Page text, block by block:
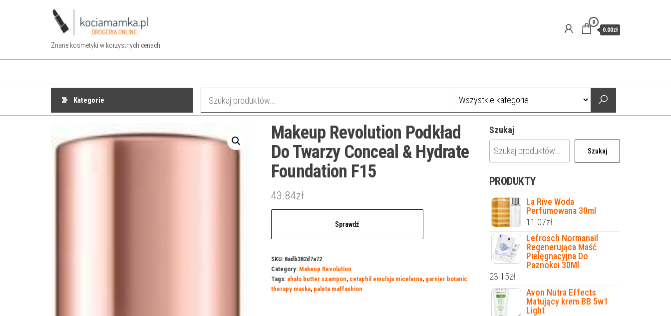
Znane kosmetyki w korzystnych cenach
0
0.00zł
Kategorie
Makeup Revolution Podkład
Do Twarzy Conceal & Hydrate
Foundation F15
43.84zł
Sprawdź
SKU: 8adb382d7a72
Category: Makeup Revolution
Tags: ahalo butter szampon, cetaphil emulsja micelarna, garnier botanic
therapy maska, paleta maffashion
Szukaj
Szukaj
PRODUKTY
La Rive Woda
Perfumowana 30ml
11.07zł
Lefrosch Normanail
Regenerująca Maść
Pielęgnacyjna Do
Paznokci 30Ml
23.15zł
Avon Nutra Effects
Matujący krem BB 5w1
Light